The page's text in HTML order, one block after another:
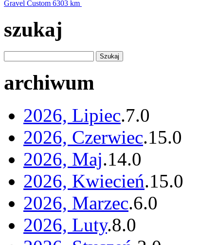
Gravel Custom 6303 km
szukaj
archiwum
2026, Lipiec.7.0
2026, Czerwiec.15.0
2026, Maj.14.0
2026, Kwiecień.15.0
2026, Marzec.6.0
2026, Luty.8.0